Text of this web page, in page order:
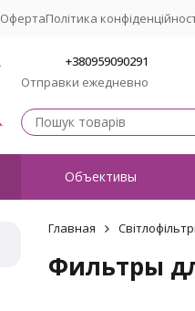
ОфертаПолітика
+380959090291
Отправки ежедневно
Объективы
Главная
Фильтры